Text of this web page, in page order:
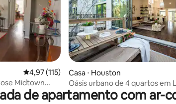
avaliações4,97 de uma avaliação média de 5, 115
4,97 (115)
Midtown
Casa ⋅ Houston
Oásis urbano de 4 quartos em
Heights | 5% dos melhores no
de apartamento com ar-